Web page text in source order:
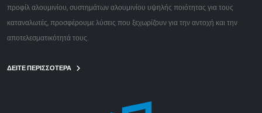
προφίλ αλουμινίου, συστημάτων αλουμινίου υψηλής ποιότητας για τους
καταναλωτές, προσφέρουμε λύσεις που ξεχωρίζουν για την αντοχή και την
αποτελεσματικότητά τους.
ΔΕΙΤΕ ΠΕΡΙΣΣΟΤΕΡΑ